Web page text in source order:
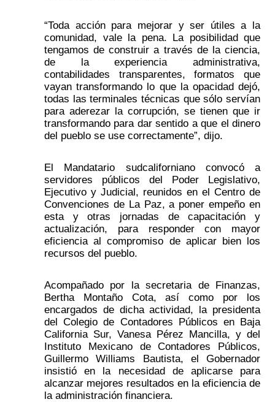
“Toda acción para mejorar y ser útiles a la
comunidad, vale la pena. La posibilidad que
tengamos de construir a través de la ciencia,
de la experiencia administrativa,
contabilidades transparentes, formatos que
vayan transformando lo que la opacidad dejó,
todas las terminales técnicas que sólo servían
para aderezar la corrupción, se tienen que ir
transformando para dar sentido a que el dinero
del pueblo se use correctamente”, dijo.
El Mandatario sudcaliforniano convocó a
servidores públicos del Poder Legislativo,
Ejecutivo y Judicial, reunidos en el Centro de
Convenciones de La Paz, a poner empeño en
esta y otras jornadas de capacitación y
actualización, para responder con mayor
eficiencia al compromiso de aplicar bien los
recursos del pueblo.
Acompañado por la secretaria de Finanzas,
Bertha Montaño Cota, así como por los
encargados de dicha actividad, la presidenta
del Colegio de Contadores Públicos en Baja
California Sur, Vanesa Pérez Mancilla, y del
Instituto Mexicano de Contadores Públicos,
Guillermo Williams Bautista, el Gobernador
insistió en la necesidad de aplicarse para
alcanzar mejores resultados en la eficiencia de
la administración financiera.